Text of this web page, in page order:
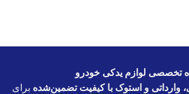
تخصصی لوازم یدکی خودرو
وارداتی و استوک با کیفیت تضمین‌شده برای